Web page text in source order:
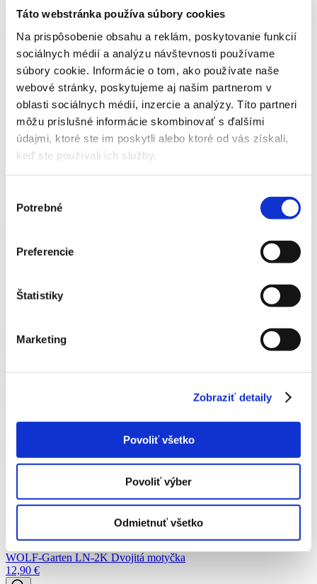
Táto webstránka používa súbory cookies
Na prispôsobenie obsahu a reklám, poskytovanie funkcií
sociálnych médií a analýzu návštevnosti používame
súbory cookie. Informácie o tom, ako používate naše
webové stránky, poskytujeme aj našim partnerom v
oblasti sociálnych médií, inzercie a analýzy. Títo partneri
môžu príslušné informácie skombinovať s ďalšími
údajmi, ktoré ste im poskytli alebo ktoré od vás získali,
keď ste používali ich služby.
súhlasu
Potrebné
Preferencie
Štatistiky
Marketing
Zobraziť detaily
Povoliť všetko
Povoliť výber
Odmietnuť všetko
Čepeľ z kvalitnej bórovej ocele
Technické parametre:
Výška: 45 mm
Dĺžka: 328 mm
Šírka: 35 mm
Hmotnosť: 225 g
Katalógové číslo:747a194fdb510409d6467b6a2536e8ba
9,43€
Momentálne nie je na sklade
Fiskars Kultivátor malý zahnutý
Podobné produkty
WOLF-Garten LN-2K Dvojitá motyčka
12,90 €